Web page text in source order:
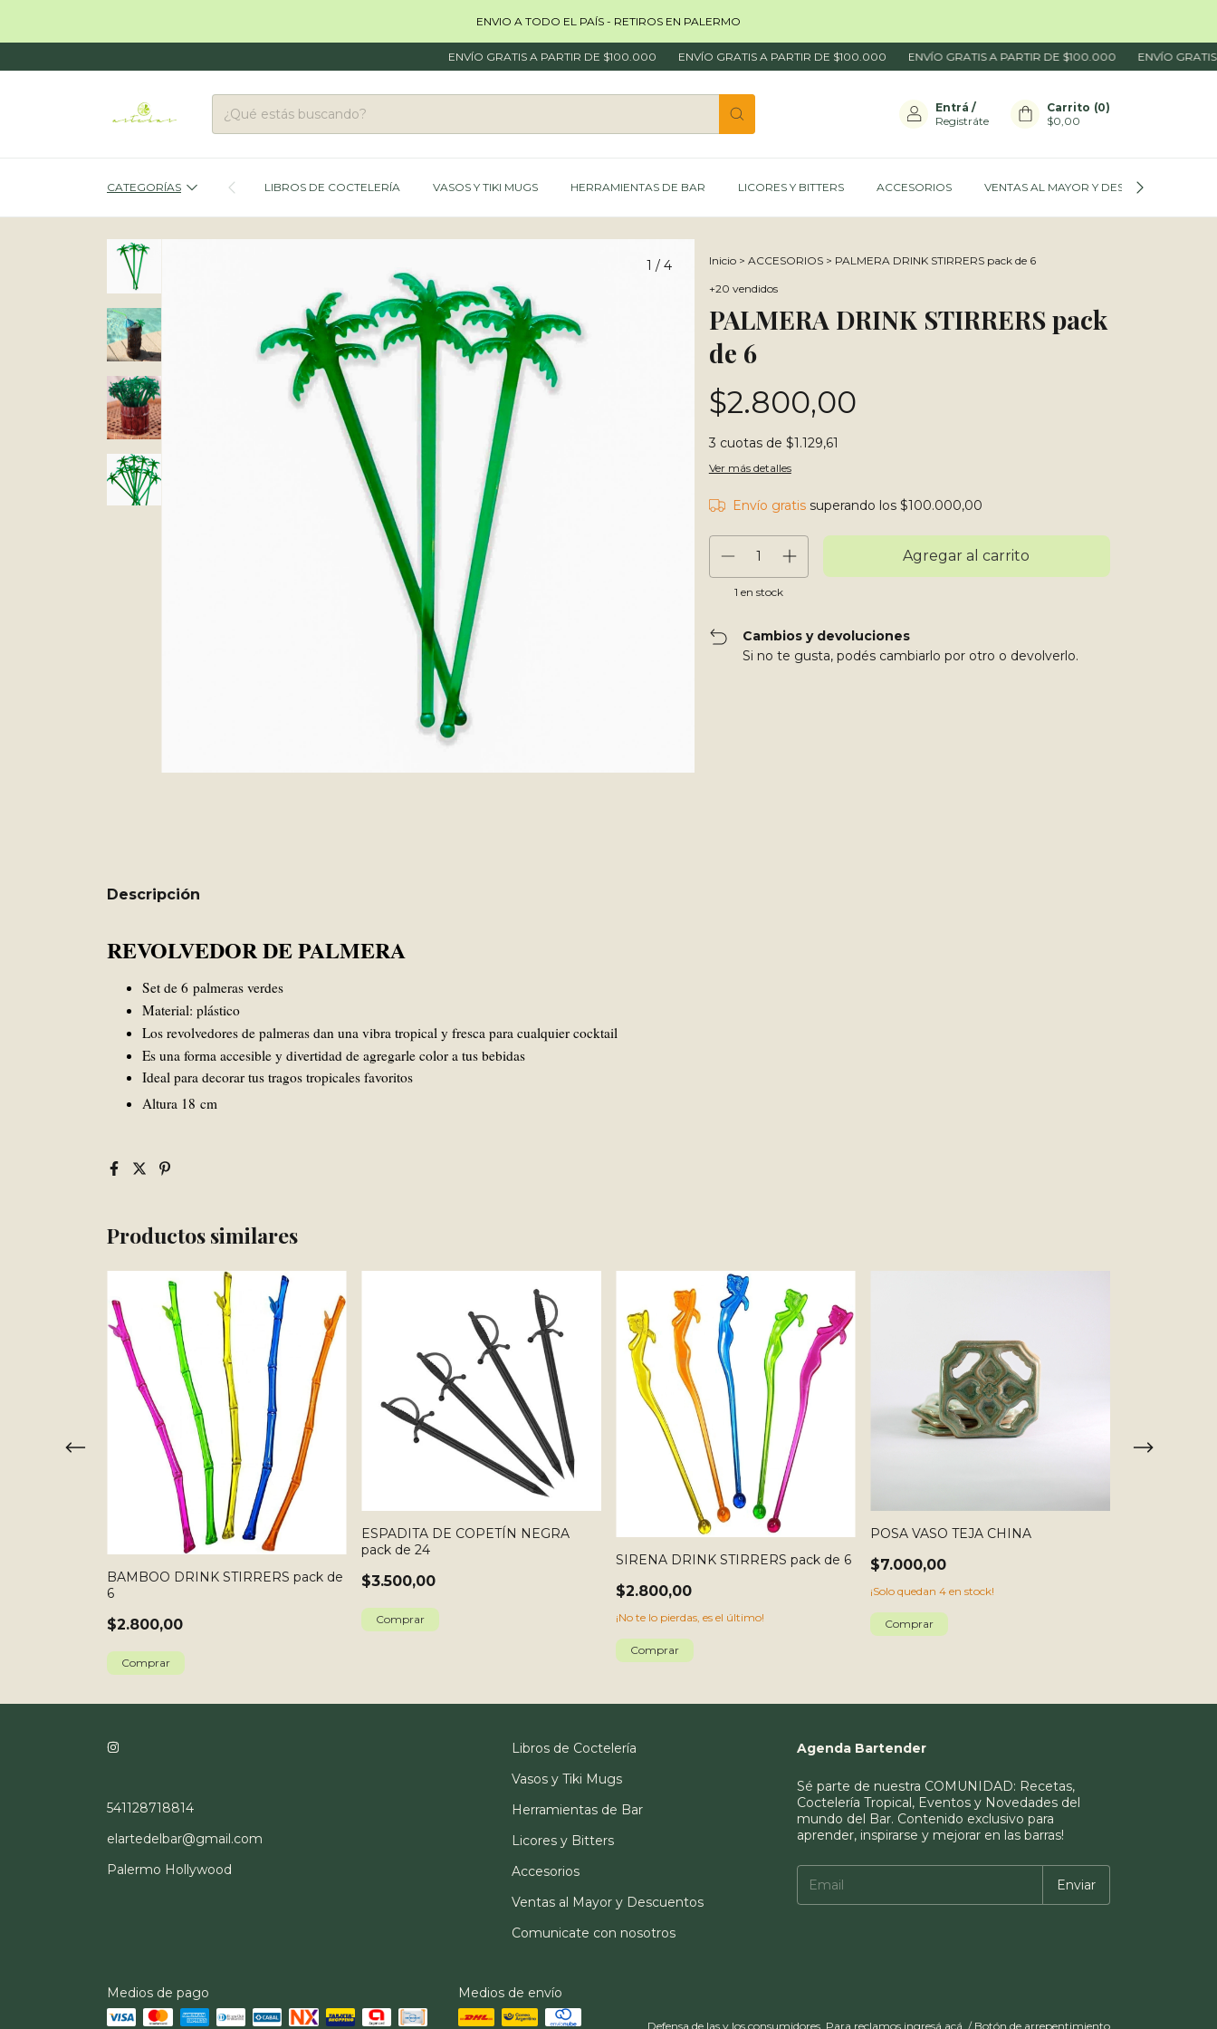
ENVIO A TODO EL PAÍS - RETIROS EN PALERMO
ENVÍO GRATIS A PARTIR DE $100.000 ENVÍO GRATIS A PARTIR DE $100.000 ENVÍO GRATIS A PARTIR DE $100.000 ENVÍO GRATIS A
Entrá /
Registráte
Carrito (0)
$0,00
CATEGORÍAS LIBROS DE COCTELERÍA VASOS Y TIKI MUGS HERRAMIENTAS DE BAR LICORES Y BITTERS ACCESORIOS VENTAS AL MAYOR Y DESCUENTOS
1 / 4 Inicio > ACCESORIOS > PALMERA DRINK STIRRERS pack de 6
+20 vendidos
PALMERA DRINK STIRRERS pack
de 6
$2.800,00
3 cuotas de $1.129,61
Ver más detalles
Envío gratis superando los$100.000,00
1 en stock
Cambios y devoluciones
Si no te gusta, podés cambiarlo por otro o devolverlo.
Descripción
REVOLVEDOR DE PALMERA
Set de 6 palmeras verdes
Material: plástico
Los revolvedores de palmeras dan una vibra tropical y fresca para cualquier cocktail
Es una forma accesible y divertidad de agregarle color a tus bebidas
Ideal para decorar tus tragos tropicales favoritos
Altura 18 cm
Productos similares
BAMBOO DRINK STIRRERS pack de
6
$2.800,00
ESPADITA DE COPETÍN NEGRA
pack de 24
$3.500,00
SIRENA DRINK STIRRERS pack de 6
$2.800,00
¡No te lo pierdas, es el último!
POSA VASO TEJA CHINA
$7.000,00
¡Solo quedan 4 en stock!
541128718814
elartedelbar@gmail.com
Palermo Hollywood
Libros de Coctelería
Vasos y Tiki Mugs
Herramientas de Bar
Licores y Bitters
Accesorios
Ventas al Mayor y Descuentos
Comunicate con nosotros
Agenda Bartender
Sé parte de nuestra COMUNIDAD: Recetas,
Coctelería Tropical, Eventos y Novedades del
mundo del Bar. Contenido exclusivo para
aprender, inspirarse y mejorar en las barras!
Medios de pago Medios de envío
Defensa de las y los consumidores. Para reclamos ingresá acá. / Botón de arrepentimiento